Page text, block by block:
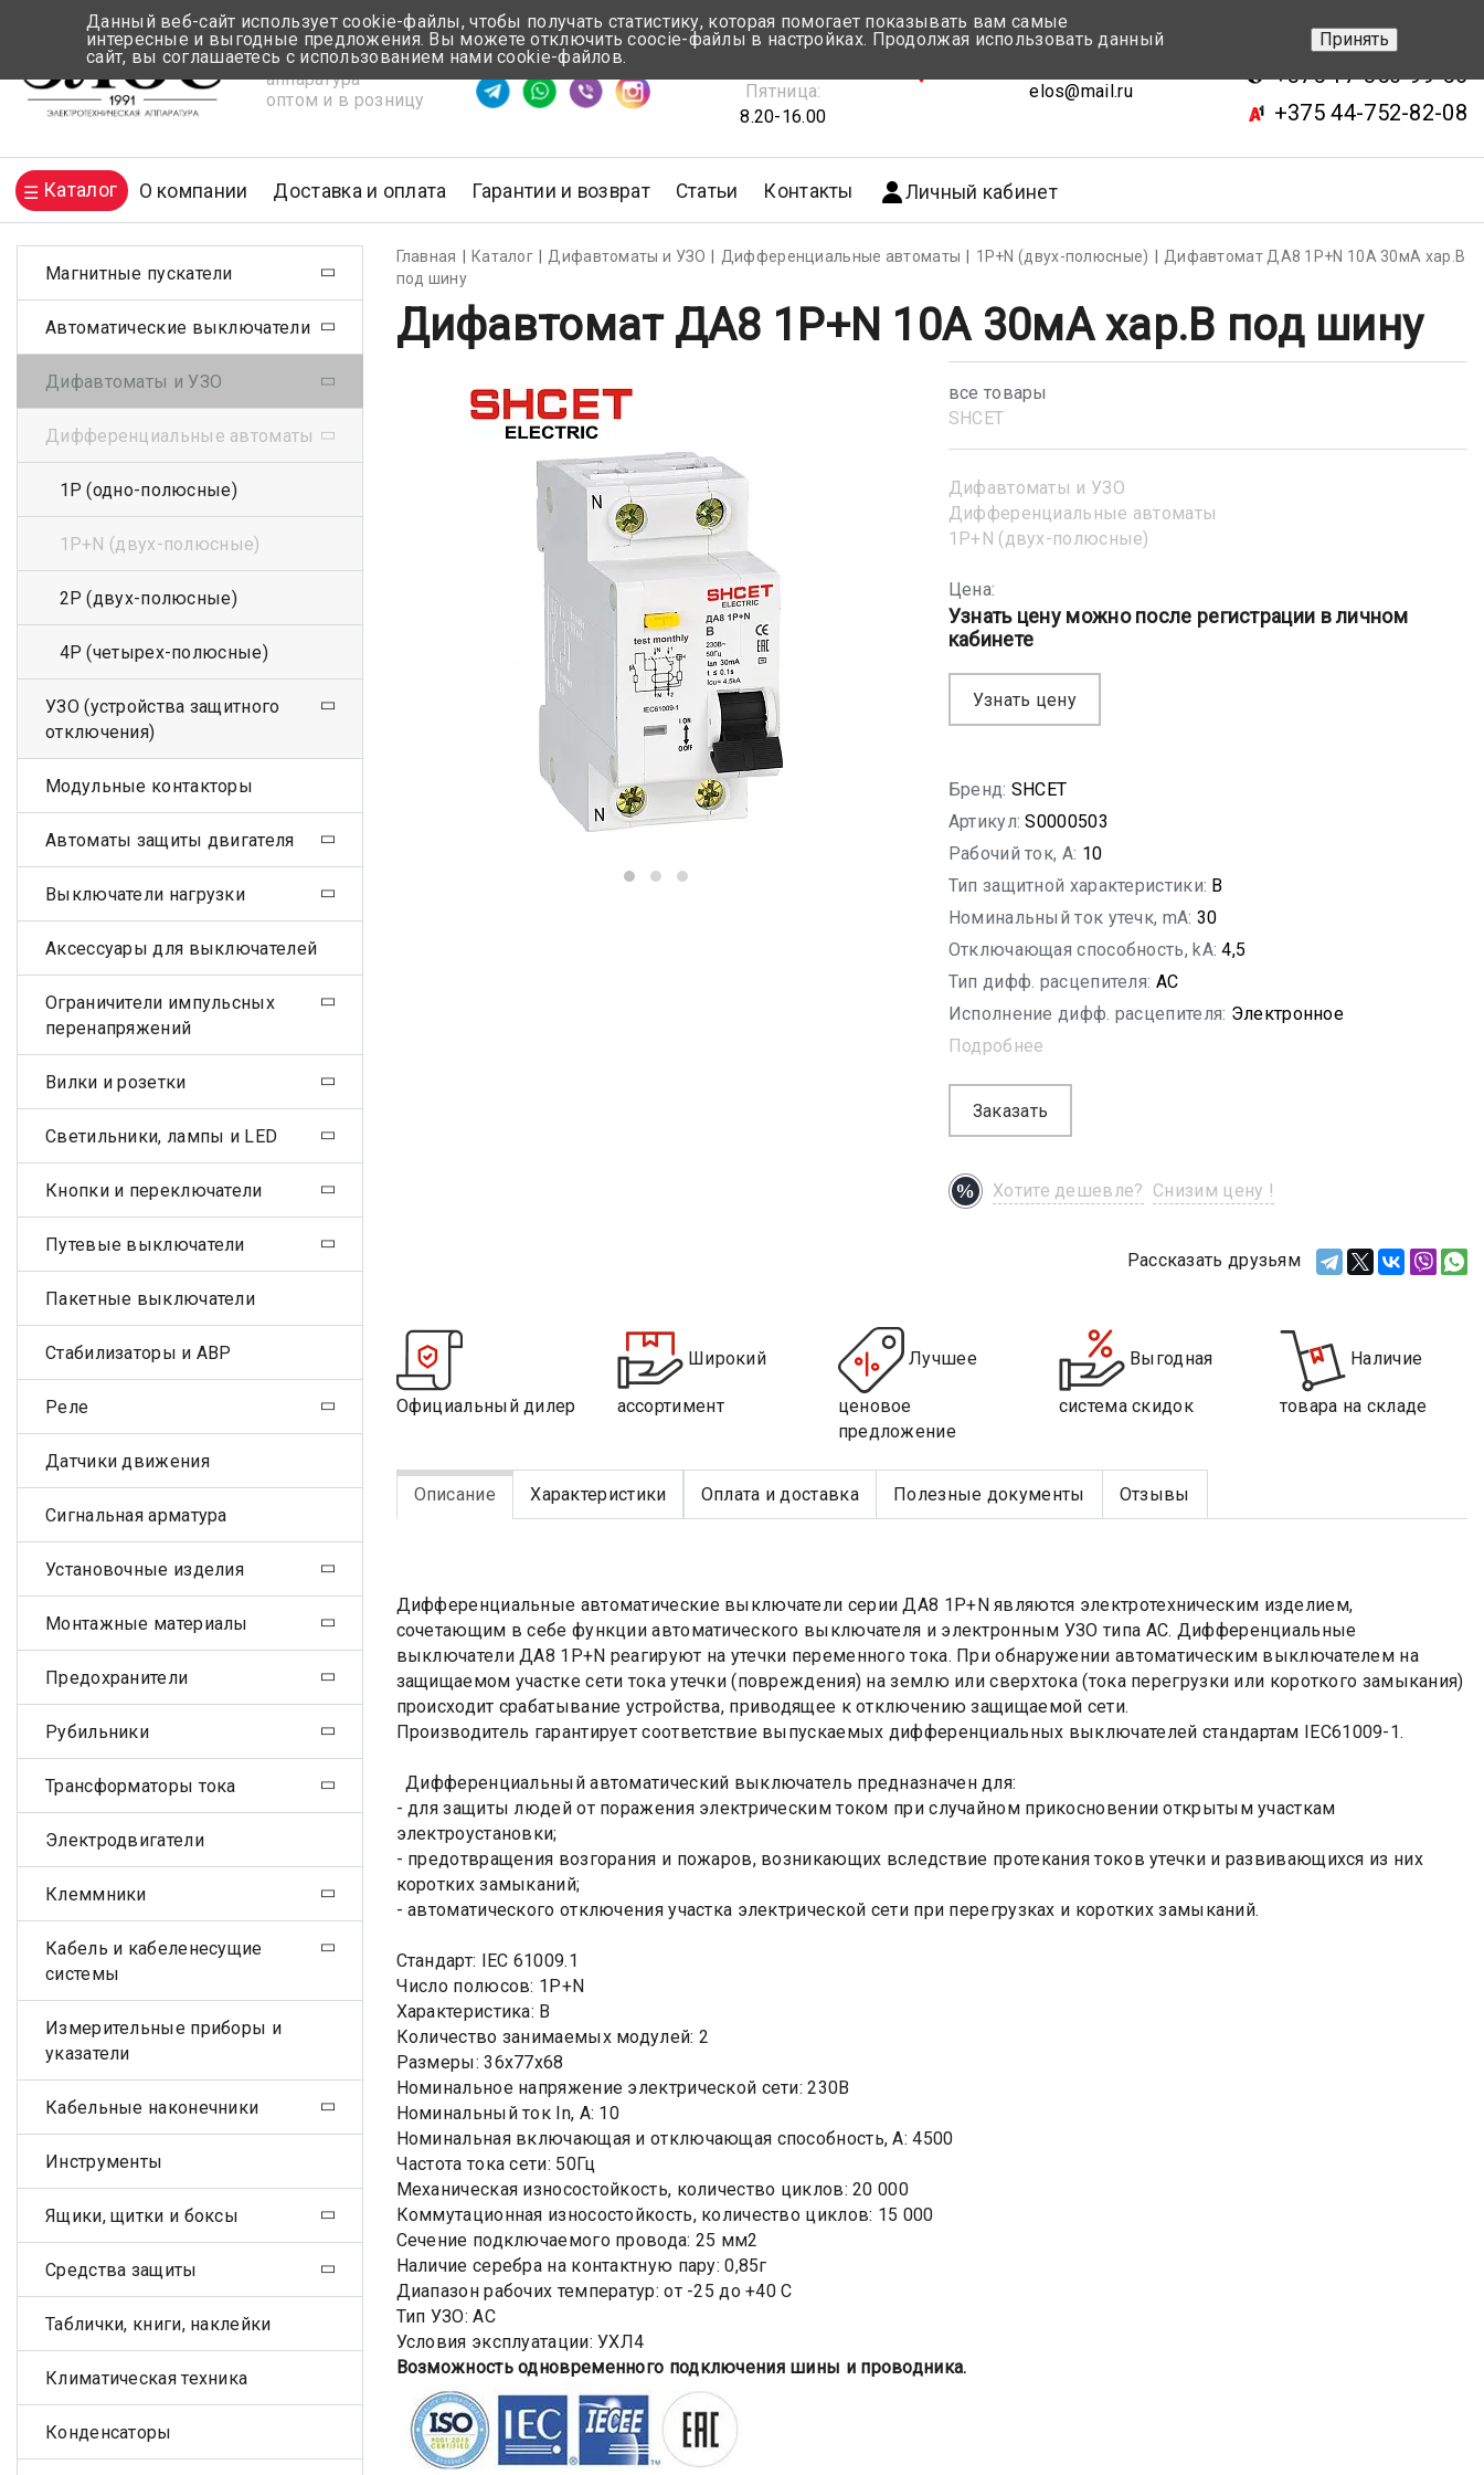
Электротехническая
аппаратура
оптом и в розницу
Время ответа ≈ 5 мин
Понедельник-Четверг:
Пятница:
8.20-16.00
elos@mail.ru
+375 17-343-46-70
+375 17-350-99-56
+375 44-752-82-08
Каталог О компании Доставка и оплата Гарантии и возврат Статьи Контакты Личный кабинет
Главная Каталог Дифавтоматы и УЗО Дифференциальные автоматы 1Р+N (двух-полюсные)
Дифавтомат ДА8 1P+N 10А 30мА хар.В
под шину
Дифавтомат ДА8 1P+N 10А 30мА хар.В под шину
все товары
SHСET
Дифавтоматы и УЗО
Дифференциальные автоматы
1Р+N (двух-полюсные)
Цена:
Узнать цену можно после регистрации в личном
кабинете
Узнать цену
Бренд: SHСET
Артикул: S0000503
Рабочий ток, A: 10
Тип защитной характеристики: B
Номинальный ток утечк, mA: 30
Отключающая способность, kA: 4,5
Тип дифф. расцепителя: AC
Исполнение дифф. расцепителя: Электронное
Подробнее
Заказать
Хотите дешевле? Снизим цену !
Рассказать друзьям
Официальный дилер
Широкий
ассортимент
Лучшее
ценовое
предложение
Выгодная
система скидок
Наличие
товара на складе
Описание Характеристики Оплата и доставка Полезные документы Отзывы
Дифференциальные автоматические выключатели серии ДА8 1P+N являются электротехническим изделием,
сочетающим в себе функции автоматического выключателя и электронным УЗО типа АС. Дифференциальные
выключатели ДА8 1P+N реагируют на утечки переменного тока. При обнаружении автоматическим выключателем на
защищаемом участке сети тока утечки (повреждения) на землю или сверхтока (тока перегрузки или короткого замыкания)
происходит срабатывание устройства, приводящее к отключению защищаемой сети.
Производитель гарантирует соответствие выпускаемых дифференциальных выключателей стандартам IEC61009-1.
Дифференциальный автоматический выключатель предназначен для:
- для защиты людей от поражения электрическим током при случайном прикосновении открытым участкам
электроустановки;
- предотвращения возгорания и пожаров, возникающих вследствие протекания токов утечки и развивающихся из них
коротких замыканий;
- автоматического отключения участка электрической сети при перегрузках и коротких замыканий.
Стандарт: IEC 61009.1
Число полюсов: 1Р+N
Характеристика: В
Количество занимаемых модулей: 2
Размеры: 36х77х68
Номинальное напряжение электрической сети: 230В
Номинальный ток In, A: 10
Номинальная включающая и отключающая способность, А: 4500
Частота тока сети: 50Гц
Механическая износостойкость, количество циклов: 20 000
Коммутационная износостойкость, количество циклов: 15 000
Сечение подключаемого провода: 25 мм2
Наличие серебра на контактную пару: 0,85г
Диапазон рабочих температур: от -25 до +40 С
Тип УЗО: АC
Условия эксплуатации: УХЛ4
Возможность одновременного подключения шины и проводника.
Магнитные пускатели
Автоматические выключатели
Дифавтоматы и УЗО
Дифференциальные автоматы
1Р (одно-полюсные)
1Р+N (двух-полюсные)
2Р (двух-полюсные)
4Р (четырех-полюсные)
УЗО (устройства защитного
отключения)
Модульные контакторы
Автоматы защиты двигателя
Выключатели нагрузки
Аксессуары для выключателей
Ограничители импульсных
перенапряжений
Вилки и розетки
Светильники, лампы и LED
Кнопки и переключатели
Путевые выключатели
Пакетные выключатели
Стабилизаторы и АВР
Реле
Датчики движения
Сигнальная арматура
Установочные изделия
Монтажные материалы
Предохранители
Рубильники
Трансформаторы тока
Электродвигатели
Клеммники
Кабель и кабеленесущие
системы
Измерительные приборы и
указатели
Кабельные наконечники
Инструменты
Ящики, щитки и боксы
Средства защиты
Таблички, книги, наклейки
Климатическая техника
Конденсаторы
Данный веб-сайт использует cookie-файлы, чтобы получать статистику, которая помогает показывать вам самые
интересные и выгодные предложения. Вы можете отключить coocie-файлы в настройках. Продолжая использовать данный
сайт, вы соглашаетесь с использованием нами cookie-файлов.
Принять